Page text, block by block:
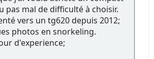
pas mal de difficulté à choisir.
vers un tg620 depuis 2012;
photos en snorkeling.
d'experience;